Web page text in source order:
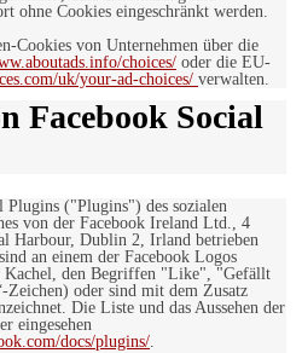
ohne Cookies eingeschränkt werden.
Cookies von Unternehmen über die
choices/ oder die EU-
uk/your-ad-choices/ verwalten.
Facebook Social
Plugins ("Plugins") des sozialen
von der Facebook Ireland Ltd., 4
Harbour, Dublin 2, Irland betrieben
an einem der Facebook Logos
Kachel, den Begriffen "Like", "Gefällt
Zeichen) oder sind mit dem Zusatz
Die Liste und das Aussehen der
eingesehen
docs/plugins/.